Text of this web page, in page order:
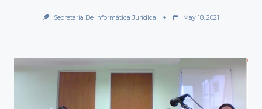
Secretaría De Informática Jurídica May 18, 2021